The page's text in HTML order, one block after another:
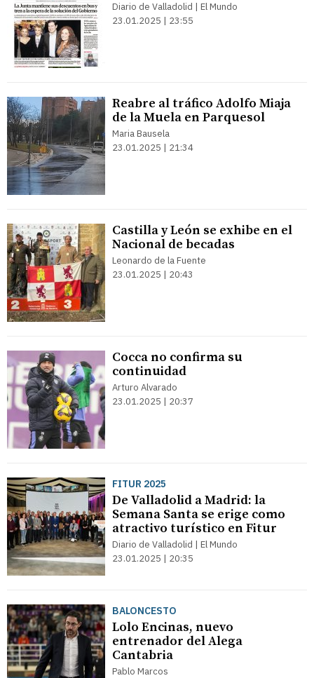
Diario de Valladolid | El Mundo
23.01.2025 | 23:55
Reabre al tráfico Adolfo Miaja
de la Muela en Parquesol
Maria Bausela
23.01.2025 | 21:34
Castilla y León se exhibe en el
Nacional de becadas
Leonardo de la Fuente
23.01.2025 | 20:43
Cocca no confirma su
continuidad
Arturo Alvarado
23.01.2025 | 20:37
FITUR 2025
De Valladolid a Madrid: la
Semana Santa se erige como
atractivo turístico en Fitur
Diario de Valladolid | El Mundo
23.01.2025 | 20:35
BALONCESTO
Lolo Encinas, nuevo
entrenador del Alega
Cantabria
Pablo Marcos